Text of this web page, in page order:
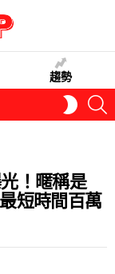
趨勢
SKIN
！暱稱是
短時間百萬